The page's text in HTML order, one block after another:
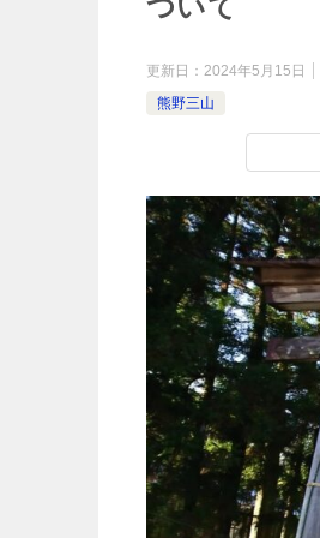
ついて
更新日： 2024年5月15日
熊野三山